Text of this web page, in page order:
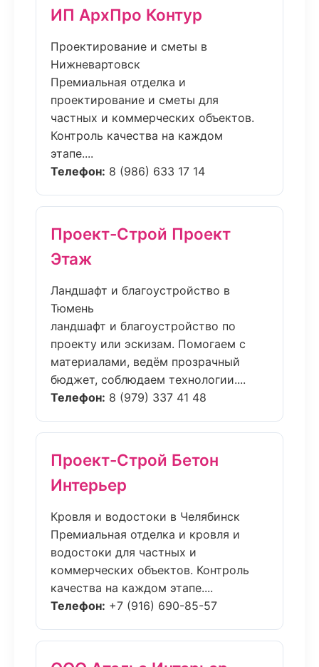
ИП АрхПро Контур
Проектирование и сметы в
Нижневартовск
Премиальная отделка и
проектирование и сметы для
частных и коммерческих объектов.
Контроль качества на каждом
этапе....
Телефон: 8 (986) 633 17 14
Проект-Строй Проект
Этаж
Ландшафт и благоустройство в
Тюмень
ландшафт и благоустройство по
проекту или эскизам. Помогаем с
материалами, ведём прозрачный
бюджет, соблюдаем технологии....
Телефон: 8 (979) 337 41 48
Проект-Строй Бетон
Интерьер
Кровля и водостоки в Челябинск
Премиальная отделка и кровля и
водостоки для частных и
коммерческих объектов. Контроль
качества на каждом этапе....
Телефон: +7 (916) 690-85-57